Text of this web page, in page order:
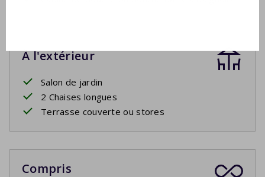
À l'extérieur
Salon de jardin
2 Chaises longues
Terrasse couverte ou stores
Compris